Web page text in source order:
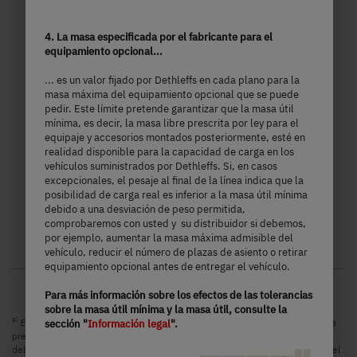
97.890,– € 2 - 4 personas
7,4 m
Longitud
3499 kg
Masa máxima técnicamente admisible
Seleccionar modelo
a) Es una recomendación de precios no vinculantes en EURO, basada en los
precios de venta españoles. Los precios en otros países pueden diferir
debido a la conversión de la moneda, el equipamiento específico del país, el
4. La masa especificada por el fabricante para el
equipamiento opcional...
... es un valor fijado por Dethleffs en cada plano para la
masa máxima del equipamiento opcional que se puede
pedir. Este límite pretende garantizar que la masa útil
mínima, es decir, la masa libre prescrita por ley para el
equipaje y accesorios montados posteriormente, esté en
realidad disponible para la capacidad de carga en los
vehículos suministrados por Dethleffs. Si, en casos
excepcionales, el pesaje al final de la línea indica que la
posibilidad de carga real es inferior a la masa útil mínima
debido a una desviación de peso permitida,
comprobaremos con usted y su distribuidor si debemos,
por ejemplo, aumentar la masa máxima admisible del
vehículo, reducir el número de plazas de asiento o retirar
equipamiento opcional antes de entregar el vehículo.
Para más información sobre los efectos de las tolerancias
sobre la masa útil mínima y la masa útil, consulte la
sección "Información legal".